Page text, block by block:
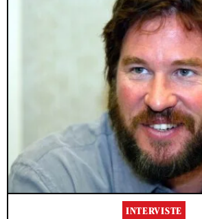
INTERVISTE